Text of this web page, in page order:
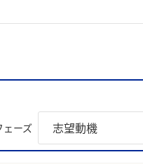
ェーズ